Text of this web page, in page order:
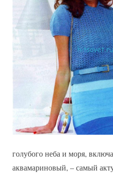
голубого неба и моря,
аквамариновый, – самый